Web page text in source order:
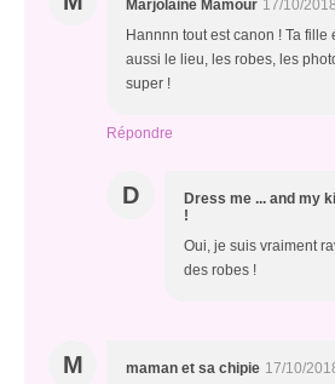
Marjolaine Mamour 17/10/
Hannnn tout est canon ! Ta fille
aussi le lieu, les robes, les
super !
Répondre
D
Dress me ... and my
!
Oui, je suis vraiment
des robes !
M maman et sa chipie 17/10/